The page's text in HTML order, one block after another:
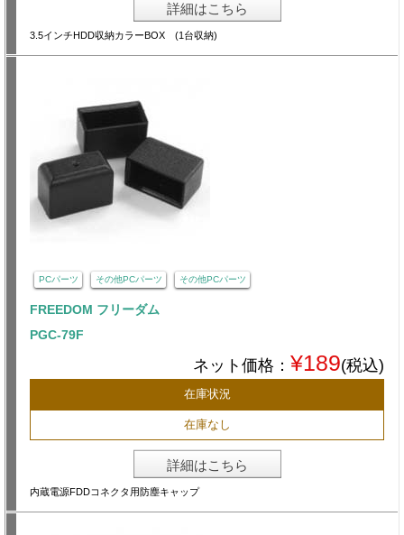
詳細はこちら
3.5インチHDD収納カラーBOX (1台収納)
PCパーツ その他PCパーツ その他PCパーツ
FREEDOM フリーダム
PGC-79F
ネット価格： ¥189(税込)
在庫状況
在庫なし
詳細はこちら
内蔵電源FDDコネクタ用防塵キャップ